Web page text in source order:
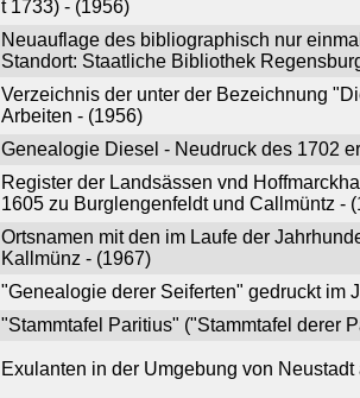
t 1733) - (1956)
Neuauflage des bibliographisch nur
Standort: Staatliche Bibliothek
Verzeichnis der unter der Bezeichnung
Arbeiten - (1956)
Genealogie Diesel - Neudruck des 1702
Register der Landsässen vnd
1605 zu Burglengenfeldt und Callmüntz -
Ortsnamen mit den im Laufe der
Kallmünz - (1967)
"Genealogie derer Seiferten" gedruckt im
"Stammtafel Paritius" ("Stammtafel derer
Exulanten in der Umgebung von Neustadt